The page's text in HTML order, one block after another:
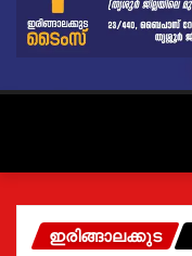
ഇരിങ്ങാലക്കുട